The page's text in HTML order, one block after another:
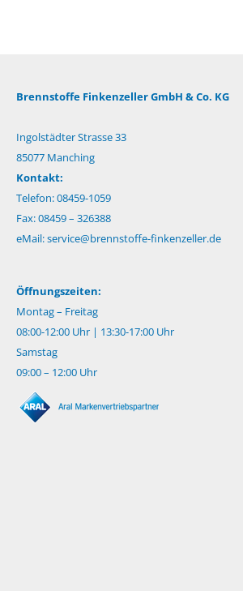
Brennstoffe Finkenzeller GmbH & Co. KG
Ingolstädter Strasse 33
85077 Manching
Kontakt:
Telefon: 08459-1059
Fax: 08459 – 326388
eMail:service@brennstoffe-finkenzeller.de
Öffnungszeiten:
Montag – Freitag
08:00-12:00 Uhr | 13:30-17:00 Uhr
Samstag
09:00 – 12:00 Uhr